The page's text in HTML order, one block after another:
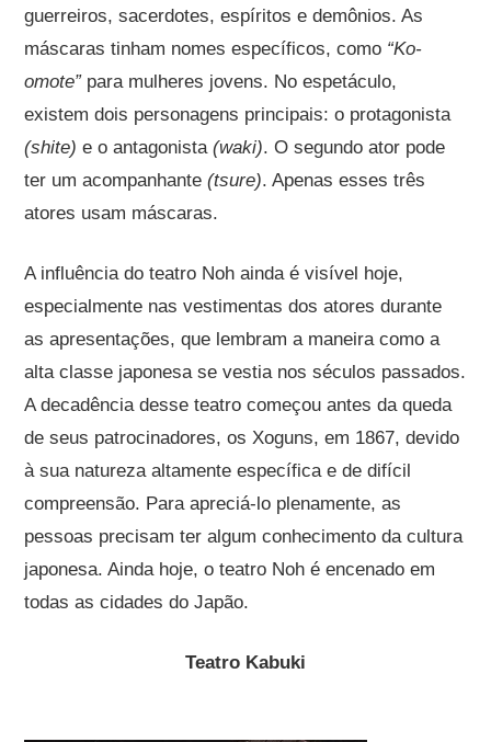
guerreiros, sacerdotes, espíritos e demônios. As
máscaras tinham nomes específicos, como “Ko-
omote”para mulheres jovens. No espetáculo,
existem dois personagens principais: o protagonista
(shite) e o antagonista(waki). O segundo ator pode
ter um acompanhante(tsure). Apenas esses três
atores usam máscaras.
A influência do teatro Noh ainda é visível hoje,
especialmente nas vestimentas dos atores durante
as apresentações, que lembram a maneira como a
alta classe japonesa se vestia nos séculos passados.
A decadência desse teatro começou antes da queda
de seus patrocinadores, os Xoguns, em 1867, devido
à sua natureza altamente específica e de difícil
compreensão. Para apreciá-lo plenamente, as
pessoas precisam ter algum conhecimento da cultura
japonesa. Ainda hoje, o teatro Noh é encenado em
todas as cidades do Japão.
Teatro Kabuki